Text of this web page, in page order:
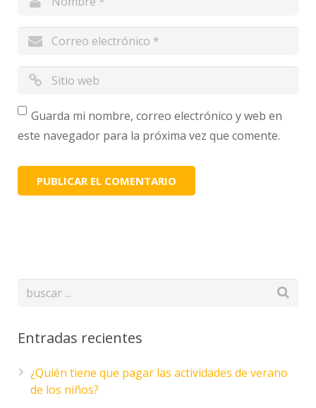
Guarda mi nombre, correo electrónico y web en
este navegador para la próxima vez que comente.
Entradas recientes
¿Quién tiene que pagar las actividades de verano
de los niños?